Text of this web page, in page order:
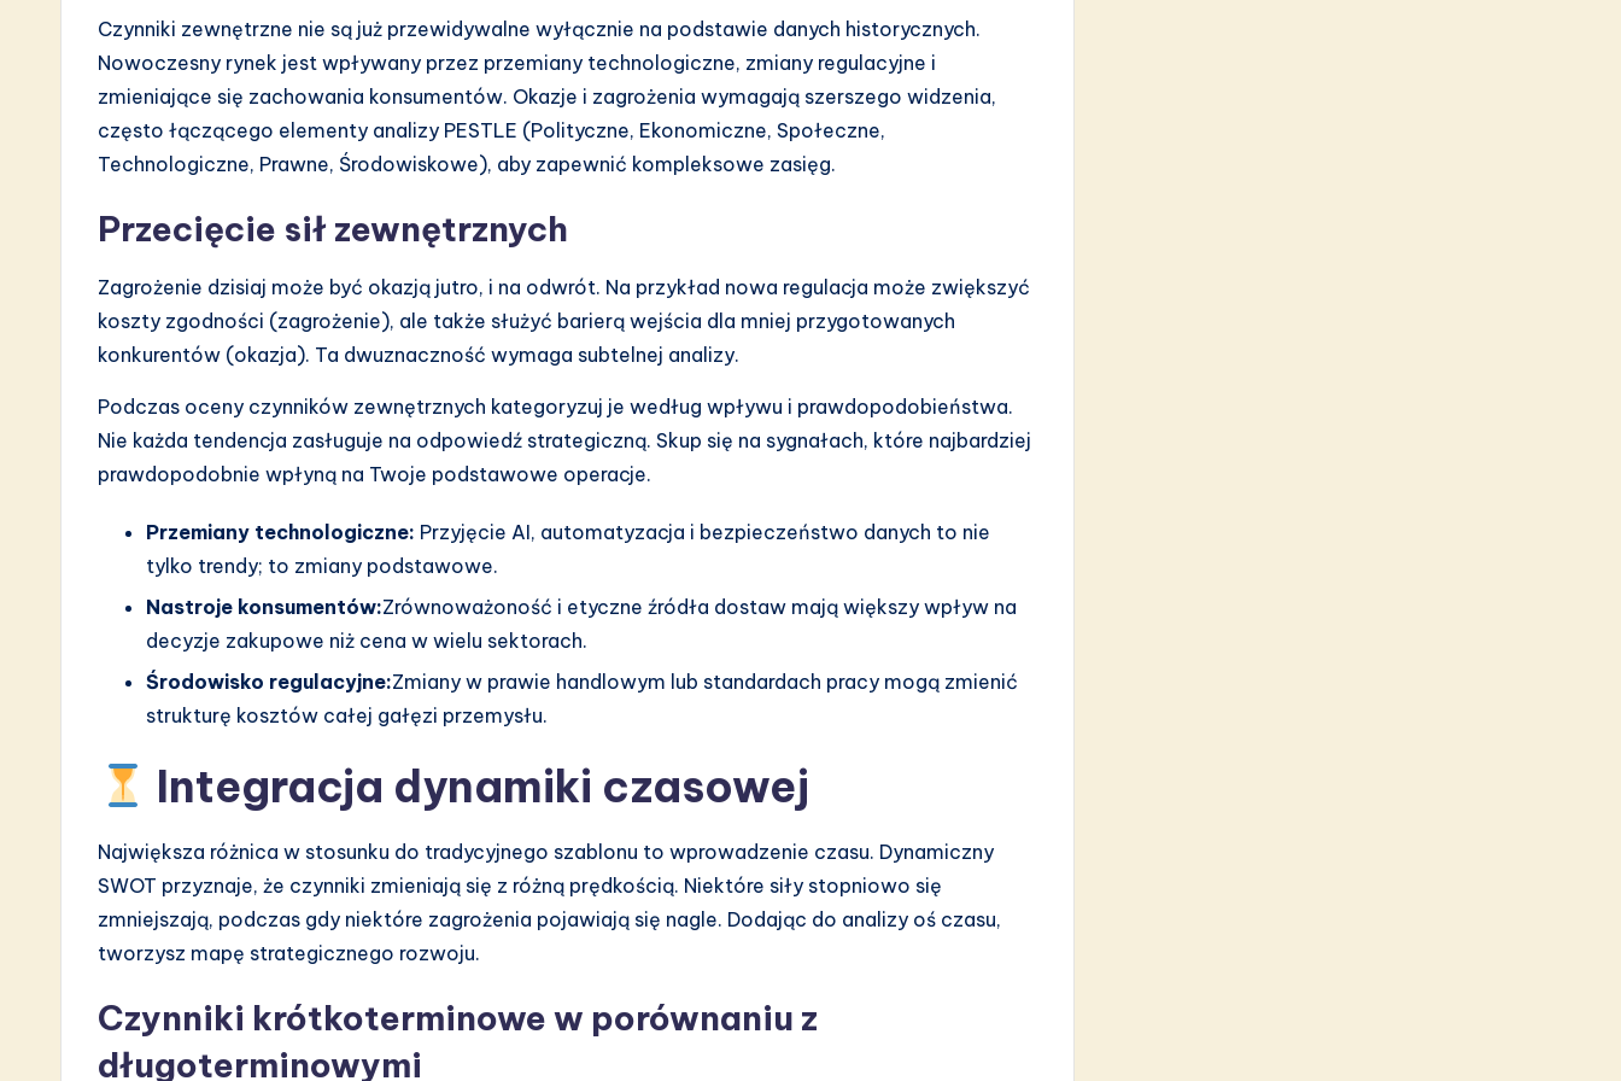
Czynniki zewnętrzne nie są już przewidywalne wyłącznie na podstawie danych historycznych.
Nowoczesny rynek jest wpływany przez przemiany technologiczne, zmiany regulacyjne i
zmieniające się zachowania konsumentów. Okazje i zagrożenia wymagają szerszego widzenia,
często łączącego elementy analizy PESTLE (Polityczne, Ekonomiczne, Społeczne,
Technologiczne, Prawne, Środowiskowe), aby zapewnić kompleksowe zasięg.
Przecięcie sił zewnętrznych
Zagrożenie dzisiaj może być okazją jutro, i na odwrót. Na przykład nowa regulacja może zwiększyć
koszty zgodności (zagrożenie), ale także służyć barierą wejścia dla mniej przygotowanych
konkurentów (okazja). Ta dwuznaczność wymaga subtelnej analizy.
Podczas oceny czynników zewnętrznych kategoryzuj je według wpływu i prawdopodobieństwa.
Nie każda tendencja zasługuje na odpowiedź strategiczną. Skup się na sygnałach, które najbardziej
prawdopodobnie wpłyną na Twoje podstawowe operacje.
Przemiany technologiczne: Przyjęcie AI, automatyzacja i bezpieczeństwo danych to nie
tylko trendy; to zmiany podstawowe.
Nastroje konsumentów:Zrównoważoność i etyczne źródła dostaw mają większy wpływ na
decyzje zakupowe niż cena w wielu sektorach.
Środowisko regulacyjne:Zmiany w prawie handlowym lub standardach pracy mogą zmienić
strukturę kosztów całej gałęzi przemysłu.
Integracja dynamiki czasowej
Największa różnica w stosunku do tradycyjnego szablonu to wprowadzenie czasu. Dynamiczny
SWOT przyznaje, że czynniki zmieniają się z różną prędkością. Niektóre siły stopniowo się
zmniejszają, podczas gdy niektóre zagrożenia pojawiają się nagle. Dodając do analizy oś czasu,
tworzysz mapę strategicznego rozwoju.
Czynniki krótkoterminowe w porównaniu z
długoterminowymi